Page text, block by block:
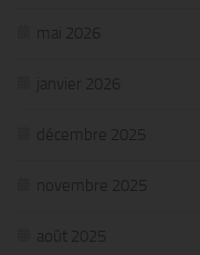
mai 2026
janvier 2026
décembre 2025
novembre 2025
août 2025